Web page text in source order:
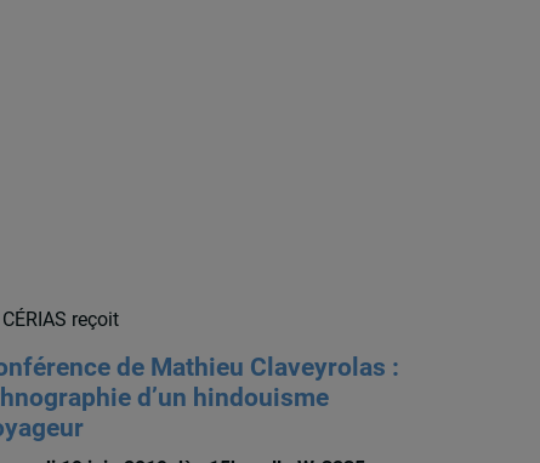
reçoit
de Mathieu Claveyrolas :
d’un hindouisme